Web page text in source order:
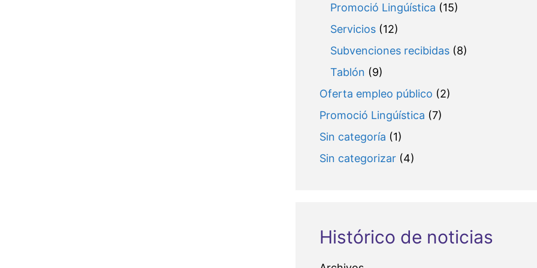
Promoció Lingúística (15)
Servicios(12)
Subvenciones recibidas(8)
Tablón (9)
Oferta empleo público (2)
Promoció Lingúística (7)
Sin categoría (1)
Sin categorizar(4)
Histórico de noticias